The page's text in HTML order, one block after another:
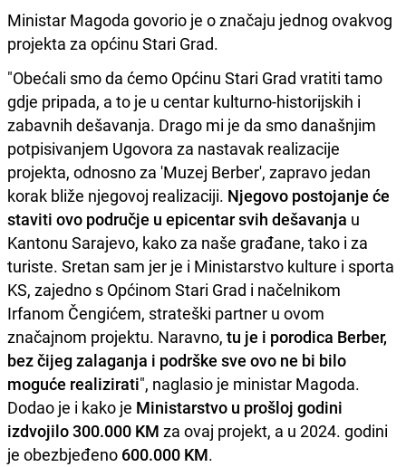
Ministar Magoda govorio je o značaju jednog ovakvog
projekta za općinu Stari Grad.
"Obećali smo da ćemo Općinu Stari Grad vratiti tamo
gdje pripada, a to je u centar kulturno-historijskih i
zabavnih dešavanja. Drago mi je da smo današnjim
potpisivanjem Ugovora za nastavak realizacije
projekta, odnosno za 'Muzej Berber', zapravo jedan
korak bliže njegovoj realizaciji. Njegovo postojanje će
staviti ovo područje u epicentar svih dešavanja u
Kantonu Sarajevo, kako za naše građane, tako i za
turiste. Sretan sam jer je i Ministarstvo kulture i sporta
KS, zajedno s Općinom Stari Grad i načelnikom
Irfanom Čengićem, strateški partner u ovom
značajnom projektu. Naravno, tu je i porodica Berber,
bez čijeg zalaganja i podrške sve ovo ne bi bilo
moguće realizirati", naglasio je ministar Magoda.
Dodao je i kako je Ministarstvo u prošloj godini
izdvojilo 300.000 KM za ovaj projekt, a u 2024. godini
je obezbjeđeno 600.000 KM.